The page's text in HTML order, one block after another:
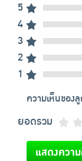
5
4
3
2
1
ความเห็นของ
ยอดรวม
แสดงควา